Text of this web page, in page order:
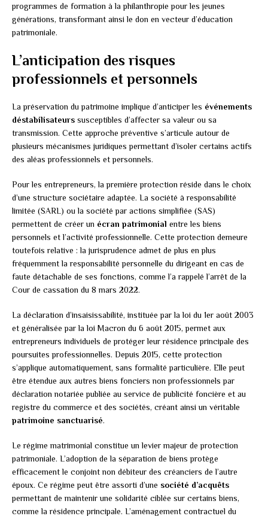
programmes de formation à la philanthropie pour les jeunes
générations, transformant ainsi le don en vecteur d’éducation
patrimoniale.
L’anticipation des risques
professionnels et personnels
La préservation du patrimoine implique d’anticiper les événements
déstabilisateurs susceptibles d’affecter sa valeur ou sa
transmission. Cette approche préventive s’articule autour de
plusieurs mécanismes juridiques permettant d’isoler certains actifs
des aléas professionnels et personnels.
Pour les entrepreneurs, la première protection réside dans le choix
d’une structure sociétaire adaptée. La société à responsabilité
limitée (SARL) ou la société par actions simplifiée (SAS)
permettent de créer un écran patrimonial entre les biens
personnels et l’activité professionnelle. Cette protection demeure
toutefois relative : la jurisprudence admet de plus en plus
fréquemment la responsabilité personnelle du dirigeant en cas de
faute détachable de ses fonctions, comme l’a rappelé l’arrêt de la
Cour de cassation du 8 mars 2022.
La déclaration d’insaisissabilité, instituée par la loi du 1er août 2003
et généralisée par la loi Macron du 6 août 2015, permet aux
entrepreneurs individuels de protéger leur résidence principale des
poursuites professionnelles. Depuis 2015, cette protection
s’applique automatiquement, sans formalité particulière. Elle peut
être étendue aux autres biens fonciers non professionnels par
déclaration notariée publiée au service de publicité foncière et au
registre du commerce et des sociétés, créant ainsi un véritable
patrimoine sanctuarisé.
Le régime matrimonial constitue un levier majeur de protection
patrimoniale. L’adoption de la séparation de biens protège
efficacement le conjoint non débiteur des créanciers de l’autre
époux. Ce régime peut être assorti d’une société d’acquêts
permettant de maintenir une solidarité ciblée sur certains biens,
comme la résidence principale. L’aménagement contractuel du